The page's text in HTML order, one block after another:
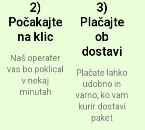
2)
Počakajte
na klic
Naš operater
vas bo poklical
v nekaj
minutah
3)
Plačajte
ob
dostavi
Plačate lahko
udobno in
varno, ko vam
kurir dostavi
paket